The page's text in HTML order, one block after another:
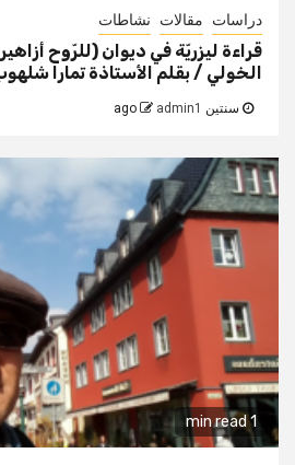
دراسات مقالات نشاطات
قراءة ليزريّة في ديوان (للرّوح
الخولي / بقلم الأستاذة تمارا
سنتين ago admin1
1 min read